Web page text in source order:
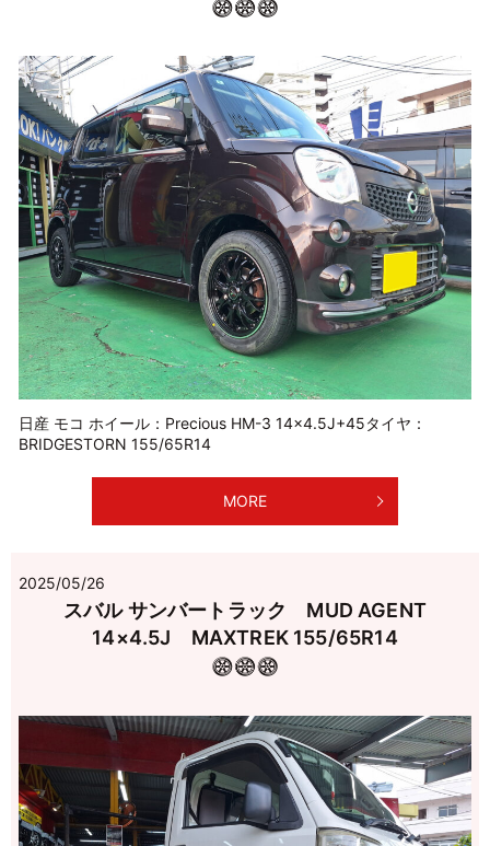
日産 モコ ホイール：Precious HM-3 14×4.5J+45タイヤ：
BRIDGESTORN 155/65R14
MORE
2025/05/26
スバル サンバートラック MUD AGENT
14×4.5J MAXTREK 155/65R14